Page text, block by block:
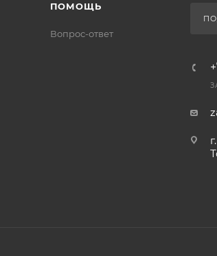
ПОМОЩЬ
Вопрос-ответ